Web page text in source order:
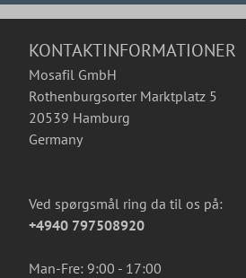
KONTAKTINFORMATIONER
Mosafil GmbH
Rothenburgsorter Marktplatz 5
20539 Hamburg
Germany
Ved spørgsmål ring da til os på:
+4940 797508920
Man-Fre: 9:00 - 17:00